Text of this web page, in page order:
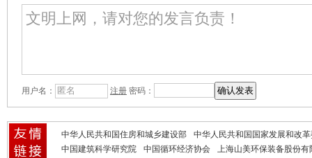
用户名： 注册 密码：
中华人民共和国住房和城乡建设部
中华人民共和国国家发展和改
中国建筑科学研究院
中国循环经济协会 上海山美环保装备股份有